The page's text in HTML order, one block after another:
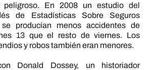
peligroso. En 2008 un estudio del
de Estadísticas Sobre Seguros
producían menos accidentes de
13 que el resto de viernes. Los
y robos también eran menores.
Donald Dossey, un historiador